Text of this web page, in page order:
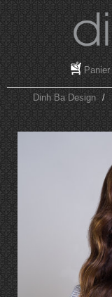
Panier
Dinh Ba Design